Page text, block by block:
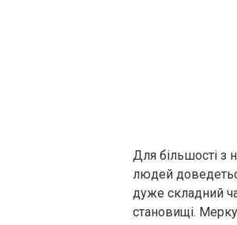
Для більшості з
людей
дуже складний
становищі.